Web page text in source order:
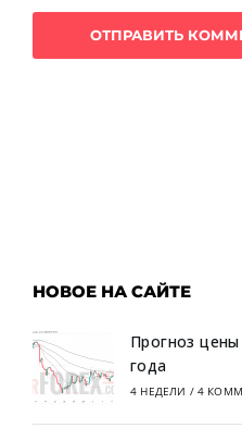
НОВОЕ НА САЙТЕ
Прогноз
года
4 НЕДЕЛИ / 4